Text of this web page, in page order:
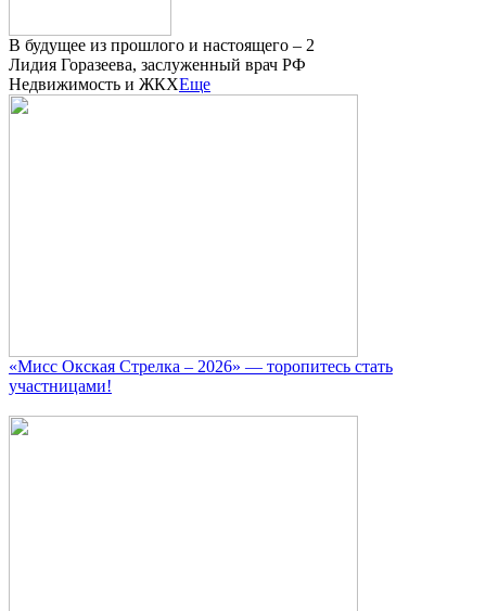
В будущее из прошлого и настоящего – 2
Лидия Горазеева, заслуженный врач РФ
Недвижимость и ЖКХЕще
«Мисс Окская Стрелка – 2026» — торопитесь стать
участницами!